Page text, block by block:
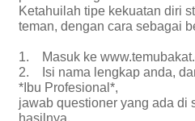
Ketahuilah tipe kekuatan diri
teman, dengan cara sebagai
1. Masuk ke
2. Isi nama lengkap anda,
*Ibu Profesional*,
jawab questioner yang ada di
hasilnya.